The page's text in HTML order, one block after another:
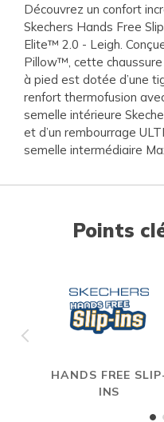
Découvrez un confort
Skechers Hands Free
Elite™ 2.0 - Leigh.
Pillow™, cette
à pied est dotée d’une
renfort thermofusion
semelle intérieure
et d’un rembourrage
semelle intermédiaire
Points
HANDS FREE
INS